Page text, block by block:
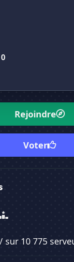
0
Rejoindre
Voter
/ sur 10 775